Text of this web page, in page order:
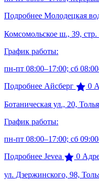
Подробнее Молодецкая
Комсомольское ш., 39, стр.
График работы:
пн-пт 08:00–17:00; сб
Подробнее Айсберг 0
Ботаническая ул., 20,
График работы:
пн-пт 08:00–17:00; сб
Подробнее Jevea 0
ул. Дзержинского, 98,